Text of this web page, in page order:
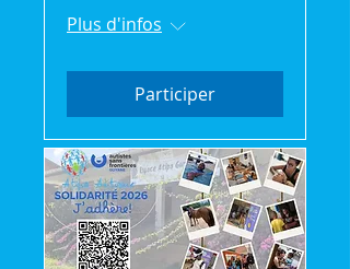
Plus d'infos
Participer